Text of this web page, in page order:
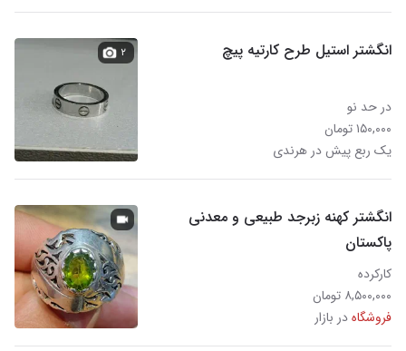
انگشتر استیل طرح کارتیه پیچ
در حد نو
۱۵۰,۰۰۰ تومان
یک ربع پیش در هرندی
۲
انگشتر کهنه زبرجد طبیعی و معدنی
پاکستان
کارکرده
۸,۵۰۰,۰۰۰ تومان
فروشگاهدر بازار